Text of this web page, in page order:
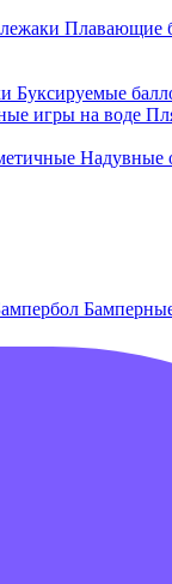
Плавающие
Буксируемые
игры на воде
Надувные